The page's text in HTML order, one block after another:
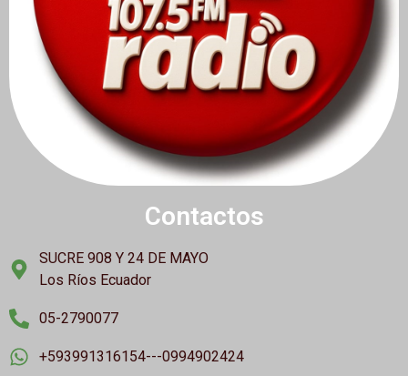
Contactos
SUCRE 908 Y 24 DE MAYO
Los Ríos Ecuador
05-2790077
+593991316154---0994902424